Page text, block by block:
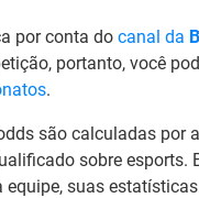
por conta do canal da
portanto, você
.
são calculadas por
sobre esports.
suas